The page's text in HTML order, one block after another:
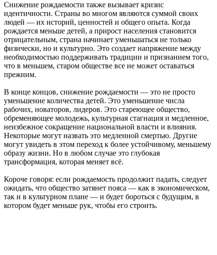
Снижение рождаемости также вызывает кризис
идентичности. Страны во многом являются суммой своих
людей — их историй, ценностей и общего опыта. Когда
рождается меньше детей, а прирост населения становится
отрицательным, страна начинает уменьшаться не только
физически, но и культурно. Это создает напряжение между
необходимостью поддерживать традиции и признанием того,
что в меньшем, старом обществе все не может оставаться
прежним.
В конце концов, снижение рождаемости — это не просто
уменьшение количества детей. Это уменьшение числа
рабочих, новаторов, лидеров. Это стареющее общество,
обременяющее молодежь, культурная стагнация и медленное,
неизбежное сокращение национальной власти и влияния.
Некоторые могут назвать это медленной смертью. Другие
могут увидеть в этом переход к более устойчивому, меньшему
образу жизни. Но в любом случае это глубокая
трансформация, которая меняет всё.
Короче говоря: если рождаемость продолжит падать, следует
ожидать, что общество затянет пояса — как в экономическом,
так и в культурном плане — и будет бороться с будущим, в
котором будет меньше рук, чтобы его строить.